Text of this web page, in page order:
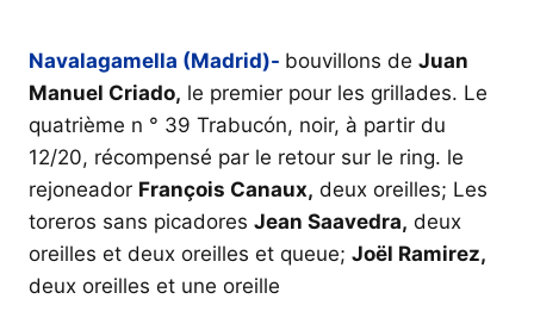
Navalagamella (Madrid)- bouvillons de Juan
Manuel Criado, le premier pour les grillades. Le
quatrième n ° 39 Trabucón, noir, à partir du
12/20, récompensé par le retour sur le ring. le
rejoneador François Canaux, deux oreilles; Les
toreros sans picadores Jean Saavedra, deux
oreilles et deux oreilles et queue; Joël Ramirez,
deux oreilles et une oreille